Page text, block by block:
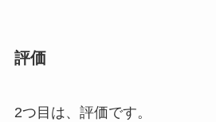
評価
2つ目は、評価です。